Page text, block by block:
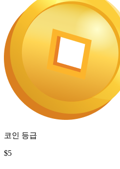
코인 등급
$5